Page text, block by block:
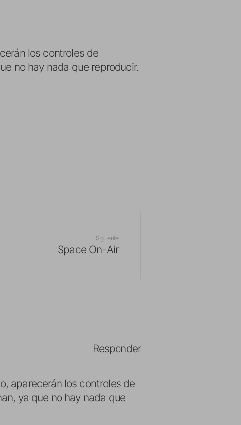
los controles de
no hay nada que reproducir.
Siguiente
Space On-Air
aparecerán los controles de
ya que no hay nada que
Responder